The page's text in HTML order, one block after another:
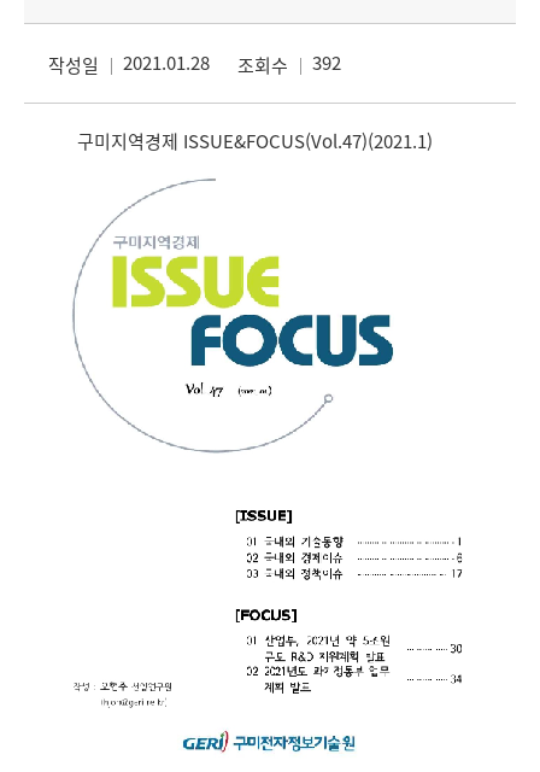
작성일 2021.01.28 조회수 392
구미지역경제 ISSUE&FOCUS(Vol.47)(2021.1)